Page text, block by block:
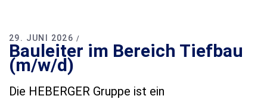
29. JUNI 2026
Bauleiter im Bereich Tiefbau
(m/w/d)
Die HEBERGER Gruppe ist ein